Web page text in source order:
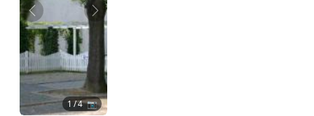
Zurück Weiter
1 / 4 📷